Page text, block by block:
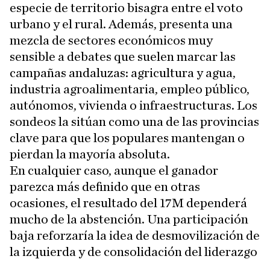
especie de territorio bisagra entre el voto
urbano y el rural. Además, presenta una
mezcla de sectores económicos muy
sensible a debates que suelen marcar las
campañas andaluzas: agricultura y agua,
industria agroalimentaria, empleo público,
autónomos, vivienda o infraestructuras. Los
sondeos la sitúan como una de las provincias
clave para que los populares mantengan o
pierdan la mayoría absoluta.
En cualquier caso, aunque el ganador
parezca más definido que en otras
ocasiones, el resultado del 17M dependerá
mucho de la abstención. Una participación
baja reforzaría la idea de desmovilización de
la izquierda y de consolidación del liderazgo